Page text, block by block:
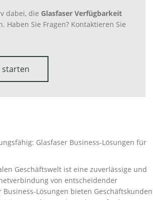
dabei, die Glasfaser Verfügbarkeit
Haben Sie Fragen? Kontaktieren Sie
starten
Glasfaser Business-Lösungen für
Geschäftswelt ist eine zuverlässige und
von entscheidender
Business-Lösungen bieten Geschäftskunden